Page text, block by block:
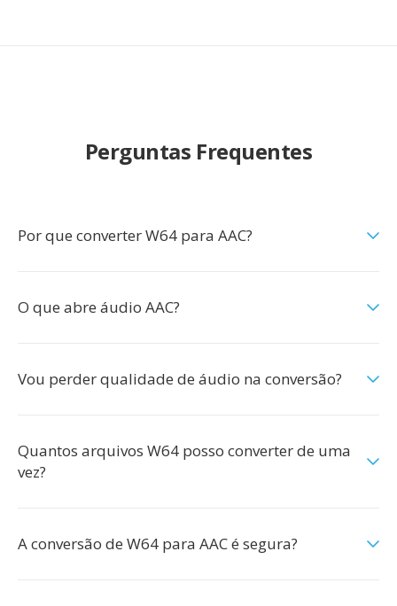
Perguntas Frequentes
Por que converter W64 para AAC?
O que abre áudio AAC?
Vou perder qualidade de áudio na conversão?
Quantos arquivos W64 posso converter de uma
vez?
A conversão de W64 para AAC é segura?